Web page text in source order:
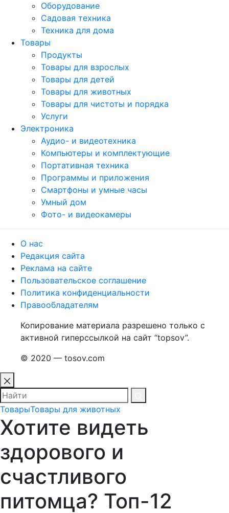
Оборудование
Садовая техника
Техника для дома
Товары
Продукты
Товары для взрослых
Товары для детей
Товары для животных
Товары для чистоты и порядка
Услуги
Электроника
Аудио- и видеотехника
Компьютеры и комплектующие
Портативная техника
Программы и приложения
Смартфоны и умные часы
Умный дом
Фото- и видеокамеры
О нас
Редакция сайта
Реклама на сайте
Пользовательское соглашение
Политика конфиденциальности
Правообладателям
Копирование материала разрешено только с
активной гиперссылкой на сайт “topsov”.
© 2020 — tosov.com
ТоварыТовары для животных
Хотите видеть
здорового и
счастливого
питомца? Топ-12